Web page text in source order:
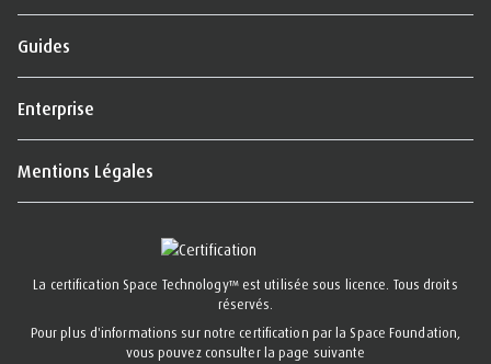
Guides
Enterprise
Mentions Légales
La certification Space Technology™ est utilisée sous licence. Tous droits
réservés.
Pour plus d'informations sur notre certification par la Space Foundation,
vous pouvez consulter la page suivante